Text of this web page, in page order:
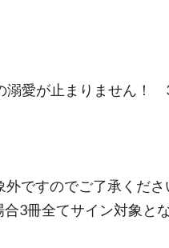
溺愛が止まりません！
ですのでご了承くださ
3冊全てサイン対象と